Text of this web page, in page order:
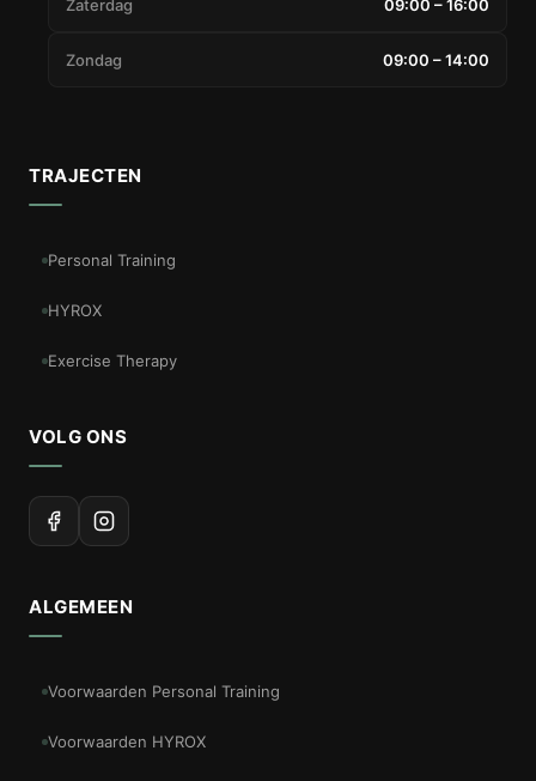
Zaterdag 09:00 – 16:00
Zondag 09:00 – 14:00
TRAJECTEN
Personal Training
HYROX
Exercise Therapy
VOLG ONS
ALGEMEEN
Voorwaarden Personal Training
Voorwaarden HYROX